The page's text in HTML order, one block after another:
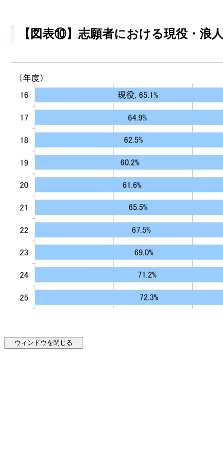
【図表⑩】志願者における現役・浪